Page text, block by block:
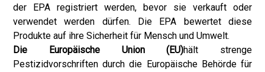
der EPA registriert werden, bevor sie verkauft oder
verwendet werden dürfen. Die EPA bewertet diese
Produkte auf ihre Sicherheit für Mensch und Umwelt.
Die Europäische Union (EU)hält strenge
Pestizidvorschriften durch die Europäische Behörde für